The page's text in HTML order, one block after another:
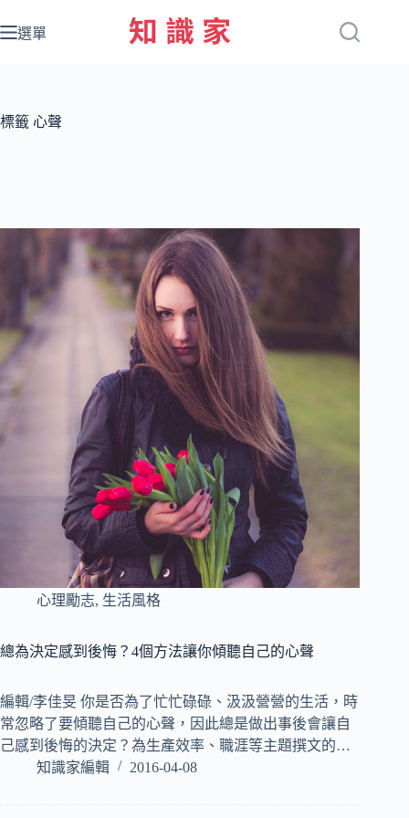
至
容
選單
標籤 心聲
心理勵志, 生活風格
總為決定感到後悔？4個方法讓你傾聽自己的心聲
編輯/李佳旻 你是否為了忙忙碌碌、汲汲營營的生活，時
常忽略了要傾聽自己的心聲，因此總是做出事後會讓自
己感到後悔的決定？為生產效率、職涯等主題撰文的…
知識家編輯
2016-04-08